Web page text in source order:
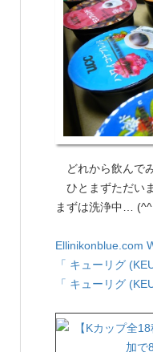
どれから飲んで
ひとまずただい
まずは洗浄中…
Ellinikonblue.com
「 キューリグ
「 キューリグ